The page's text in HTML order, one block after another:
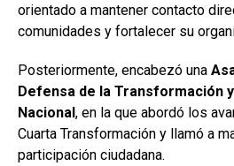
orientado a mantener contacto
comunidades y fortalecer su
Posteriormente, encabezó una
Defensa de la Transformación
Nacional, en la que abordó los
Cuarta Transformación y llamó a
participación ciudadana.